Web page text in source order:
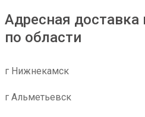
Адресная доставка
по области
г Нижнекамск
г Альметьевск